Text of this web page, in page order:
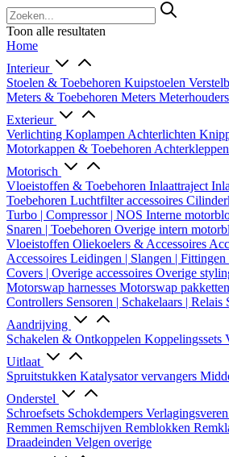
Toon alle resultaten
Home
Interieur
Stoelen & Toebehoren Kuipstoelen
Meters & Toebehoren Meters Meterhouders
Exterieur
Verlichting Koplampen Achterlichten
Motorkappen & Toebehoren
Motorisch
Vloeistoffen & Toebehoren Inlaattraject
Toebehoren Luchtfilter accessoires
Turbo | Compressor | NOS Interne
Snaren | Toebehoren Overige intern
Vloeistoffen Oliekoelers & Accessoires
Accessoires Leidingen | Slangen | Fittingen
Covers | Overige accessoires Overige
Motorswap harnesses Motorswap pakketten
Controllers Sensoren | Schakelaars | Relais
Aandrijving
Schakelen & Ontkoppelen Koppelingssets
Uitlaat
Spruitstukken Katalysator vervangers
Onderstel
Schroefsets Schokdempers Verlagingsveren
Remmen Remschijven Remblokken
Draadeinden Velgen overige